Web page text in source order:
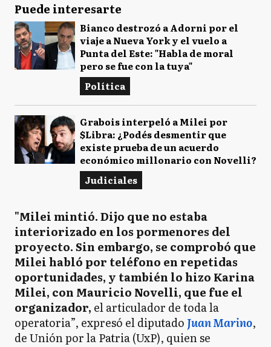
Puede interesarte
Bianco destrozó a Adorni por el
viaje a Nueva York y el vuelo a
Punta del Este: "Habla de moral
pero se fue con la tuya"
Política
Grabois interpeló a Milei por
$Libra: ¿Podés desmentir que
existe prueba de un acuerdo
económico millonario con Novelli?
Judiciales
"Milei mintió. Dijo que no estaba
interiorizado en los pormenores del
proyecto. Sin embargo, se comprobó que
Milei habló por teléfono en repetidas
oportunidades, y también lo hizo Karina
Milei, con Mauricio Novelli, que fue el
organizador, el articulador de toda la
operatoria”, expresó el diputado Juan Marino,
de Unión por la Patria (UxP), quien se